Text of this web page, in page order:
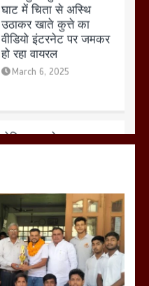
होलिका रखने पर लात मार
कर होलिका को किया तहस
नहस,मोहल्ले वालों के साथ
की गई गाली गलोच ,कहा
अगर रखी गई होली तो होगा
क्या कहा मौलाना कारी
शफीकुर्रहमान रहमान ने
March 11, 2025